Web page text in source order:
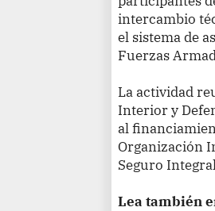
intercambio
el sistema de
Fuerzas
La actividad
Interior y
al
Organización
Seguro
Lea también